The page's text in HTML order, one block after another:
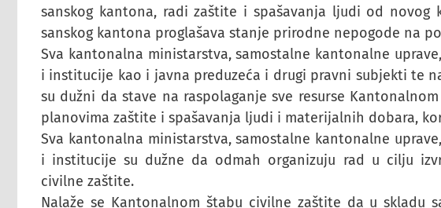
sanskog kantona, radi zaštite i spašavanja ljudi od novog
sanskog kantona proglašava stanje prirodne nepogode na
Sva kantonalna ministarstva, samostalne kantonalne
i institucije kao i javna preduzeća i drugi pravni subjekti te
su dužni da stave na raspolaganje sve resurse
planovima zaštite i spašavanja ljudi i materijalnih dobara,
Sva kantonalna ministarstva, samostalne kantonalne
i institucije su dužne da odmah organizuju rad u cilju
civilne zaštite.
Nalaže se Kantonalnom štabu civilne zaštite da u skladu